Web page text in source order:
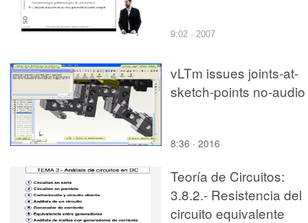
9:02 · 2007
vLTm issues joints-at-
sketch-points no-audio
8:36 · 2016
Teoría de Circuitos:
3.8.2.- Resistencia del
circuito equivalente